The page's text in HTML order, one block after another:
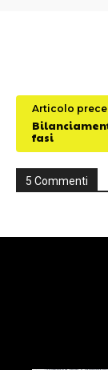
Articolo
fasi
5 Commenti